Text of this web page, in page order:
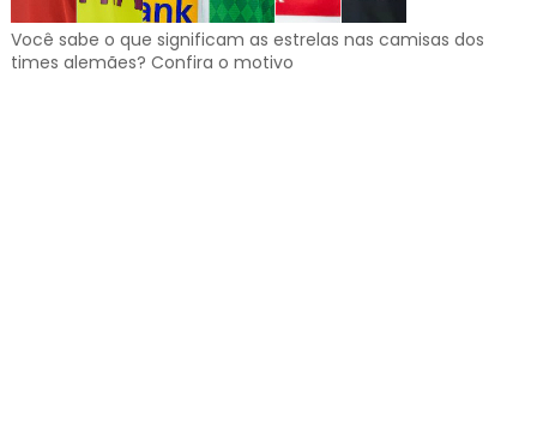
Você sabe o que significam as estrelas nas camisas dos
times alemães? Confira o motivo